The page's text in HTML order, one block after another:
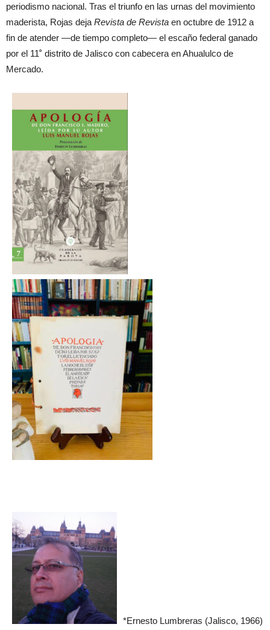
periodismo nacional. Tras el triunfo en las urnas del movimiento
maderista, Rojas deja Revista de Revista en octubre de 1912 a
fin de atender —de tiempo completo— el escaño federal ganado
por el 11˚ distrito de Jalisco con cabecera en Ahualulco de
Mercado.
*Ernesto Lumbreras (Jalisco, 1966)